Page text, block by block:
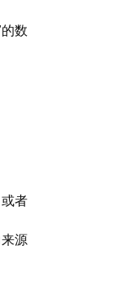
数
者
源